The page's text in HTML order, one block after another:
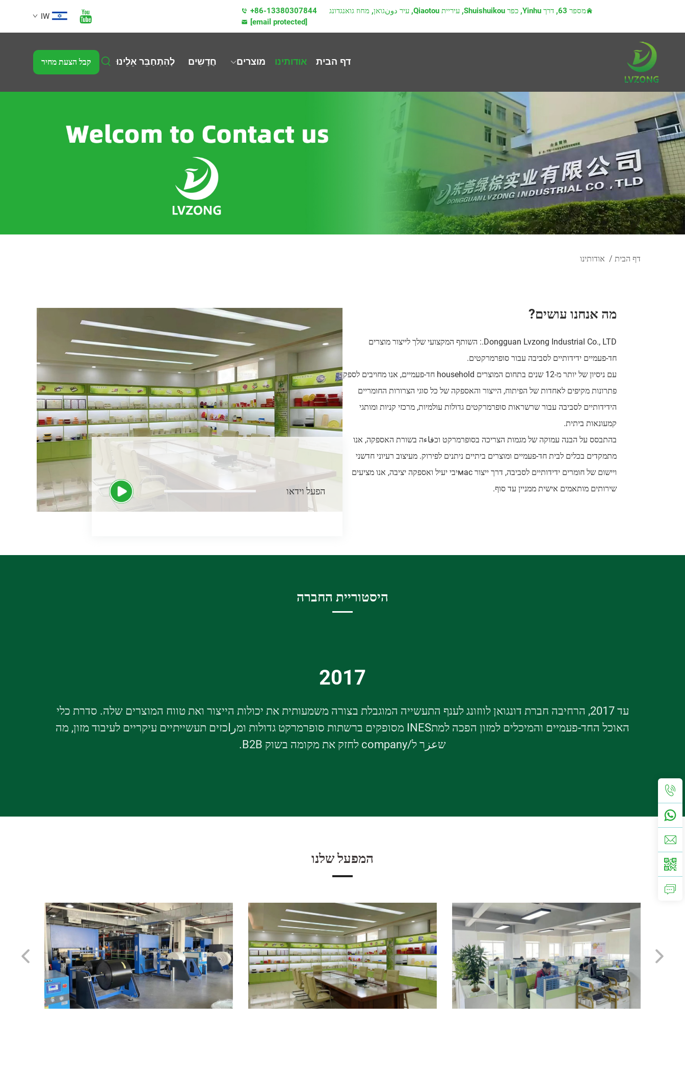
מספר 63, דרך Yinhu, כפר Shuishuikou, עיריית Qiaotou, עיר دونגואן, מחוז גואנגדונג
+86-13380307844
[email protected]
IW
דף הבית אודותינו מוצרים חֲדָשִים לְהִתְחַבֵּר אֵלֵינוּ קבל הצעת מחיר
דף הבית / אודותינו
מה אנחנו עושים?
Dongguan Lvzong Industrial Co., LTD.: השותף המקצועי שלך לייצור מוצרים
חד-פעמיים ידידותיים לסביבה עבור סופרמרקטים.
עם ניסיון של יותר מ-12 שנים בתחום המוצרים household חד-פעמיים, אנו מחויבים לספק
פתרונות מקיפים לאחדות של הפיתוח, הייצור והאספקה של כל סוגי הצרורות החומריים
הידידותיים לסביבה עבור שרשראות סופרמרקטים גדולות עולמיות, מרכזי קניות ומותגי
קמעונאות ביתית.
בהתבסס על הבנה עמוקה של מגמות הצריכה בסופרמרקט וכفاءה בשורת האספקה, אנו
מתמקדים בכלים לבית חד-פעמיים ומוצרים ביתיים ניתנים לפירוק. מעיצוב רעיוני חדשני
ויישום של חומרים ידידותיים לסביבה, דרך ייצור масיבי יעיל ואספקה יציבה, אנו מציעים
שירותים מותאמים אישית ממניין עד סוף.
הפעל וידאו
היסטוריית החברה
2017
עד 2017, הרחיבה חברת דונגואן לווזונג לענף התעשייה המוגבלת בצורה משמעותית את יכולות הייצור ואת טווח המוצרים שלה. סדרת כלי
האוכל החד-פעמיים והמיכלים למזון הפכה למתINES מסופקים ברשתות סופרמרקט גדולות ומراכזים תעשייתיים עיקריים לעיבוד מזון, מה
שعزר ל/company לחזק את מקומה בשוק B2B.
המפעל שלנו